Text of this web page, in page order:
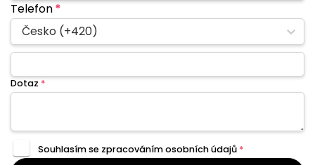
Telefon*
Česko (+420)
Dotaz *
Souhlasím se zpracovánímosobních údajů *